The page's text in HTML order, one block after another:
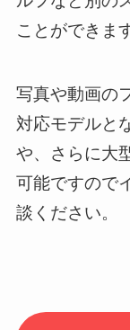
ことができま
写真や動画の
対応モデルと
や、さらに大
可能ですので
談ください。